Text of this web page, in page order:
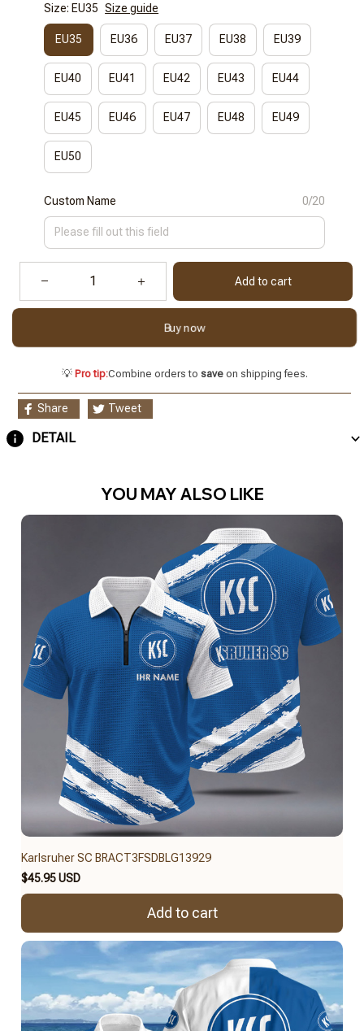
Size: EU35 Size guide
EU35 EU36 EU37 EU38 EU39
EU40 EU41 EU42 EU43 EU44
EU45 EU46 EU47 EU48 EU49
EU50
Custom Name 0/20
Add to cart
Buy now
💡 Pro tip:Combine orders to saveon shipping fees.
Share Tweet
DETAIL
YOU MAY ALSO LIKE
Karlsruher SC BRACT3FSDBLG13929
$45.95 USD
Add to cart